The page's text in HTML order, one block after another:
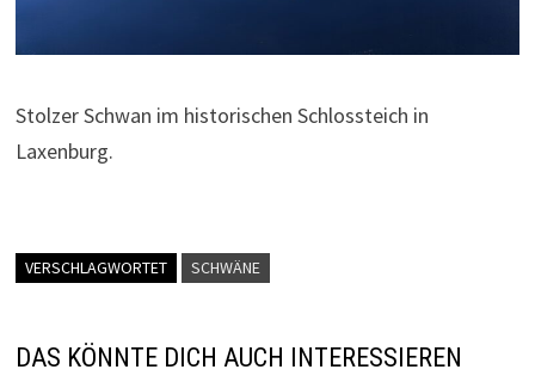
Stolzer Schwan im historischen Schlossteich in
Laxenburg.
VERSCHLAGWORTET SCHWÄNE
DAS KÖNNTE DICH AUCH INTERESSIEREN